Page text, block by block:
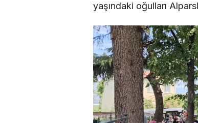
yaşındaki oğulları